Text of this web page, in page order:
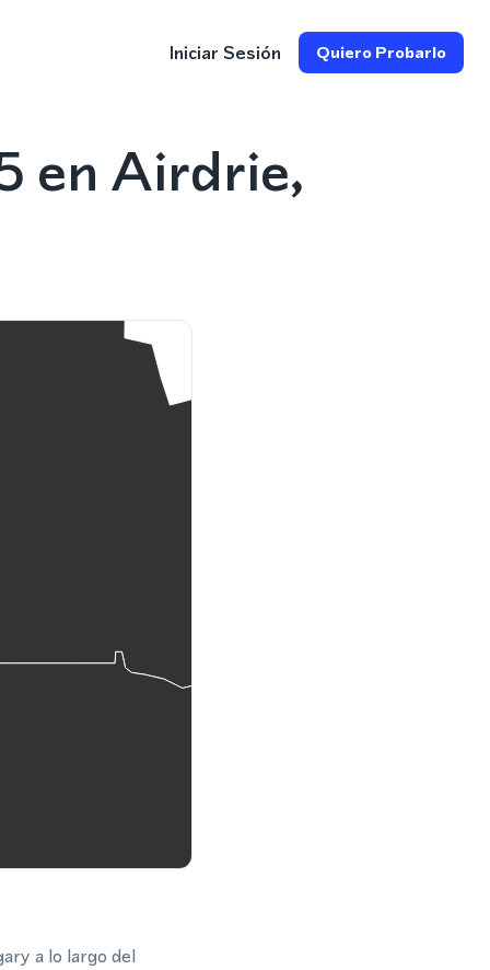
Iniciar Sesión Quiero Probarlo
en Airdrie,
a lo largo del